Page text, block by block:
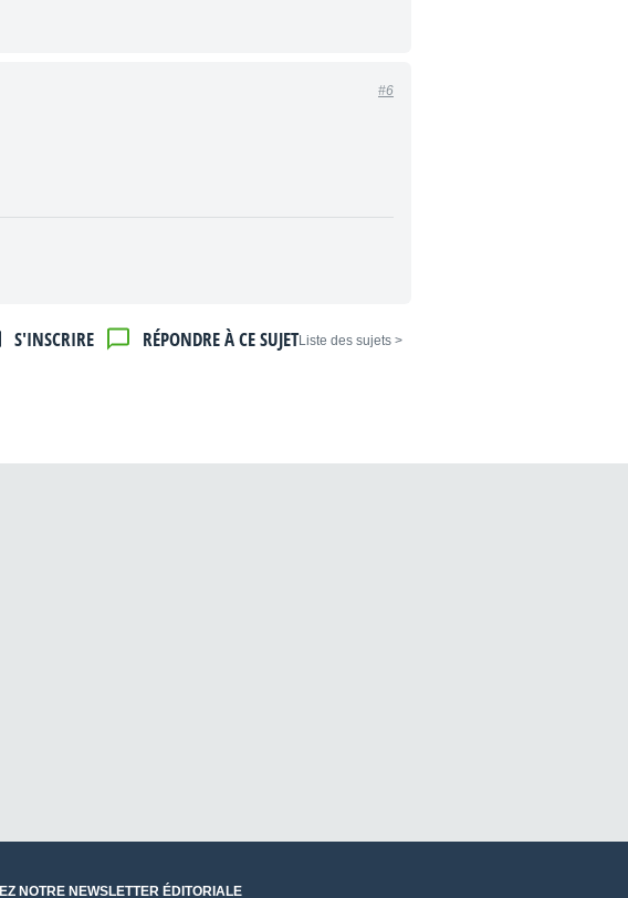
#6
< Liste des sujets
RÉPONDRE À CE SUJET
S'INSCRIRE
NOTRE NEWSLETTER ÉDITORIALE